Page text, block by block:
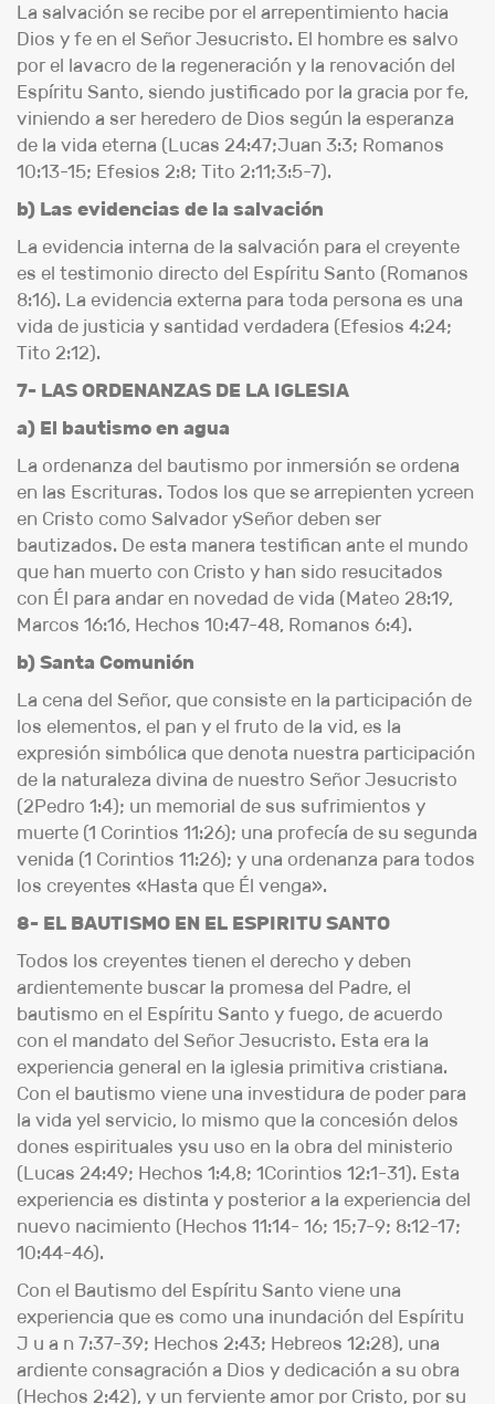
La salvación se recibe por el arrepentimiento hacia
Dios y fe en el Señor Jesucristo. El hombre es salvo
por el lavacro de la regeneración y la renovación del
Espíritu Santo, siendo justificado por la gracia por fe,
viniendo a ser heredero de Dios según la esperanza
de la vida eterna (Lucas 24:47;Juan 3:3; Romanos
10:13-15; Efesios 2:8; Tito 2:11;3:5-7).
b) Las evidencias de la salvación
La evidencia interna de la salvación para el creyente
es el testimonio directo del Espíritu Santo (Romanos
8:16). La evidencia externa para toda persona es una
vida de justicia y santidad verdadera (Efesios 4:24;
Tito 2:12).
7- LAS ORDENANZAS DE LA IGLESIA
a) El bautismo en agua
La ordenanza del bautismo por inmersión se ordena
en las Escrituras. Todos los que se arrepienten ycreen
en Cristo como Salvador ySeñor deben ser
bautizados. De esta manera testifican ante el mundo
que han muerto con Cristo y han sido resucitados
con Él para andar en novedad de vida (Mateo 28:19,
Marcos 16:16, Hechos 10:47-48, Romanos 6:4).
b) Santa Comunión
La cena del Señor, que consiste en la participación de
los elementos, el pan y el fruto de la vid, es la
expresión simbólica que denota nuestra participación
de la naturaleza divina de nuestro Señor Jesucristo
(2Pedro 1:4); un memorial de sus sufrimientos y
muerte (1 Corintios 11:26); una profecía de su segunda
venida (1 Corintios 11:26); y una ordenanza para todos
los creyentes «Hasta que Él venga».
8- EL BAUTISMO EN EL ESPIRITU SANTO
Todos los creyentes tienen el derecho y deben
ardientemente buscar la promesa del Padre, el
bautismo en el Espíritu Santo y fuego, de acuerdo
con el mandato del Señor Jesucristo. Esta era la
experiencia general en la iglesia primitiva cristiana.
Con el bautismo viene una investidura de poder para
la vida yel servicio, lo mismo que la concesión delos
dones espirituales ysu uso en la obra del ministerio
(Lucas 24:49; Hechos 1:4,8; 1Corintios 12:1-31). Esta
experiencia es distinta y posterior a la experiencia del
nuevo nacimiento (Hechos 11:14- 16; 15;7-9; 8:12-17;
10:44-46).
Con el Bautismo del Espíritu Santo viene una
experiencia que es como una inundación del Espíritu
J u a n 7:37-39; Hechos 2:43; Hebreos 12:28), una
ardiente consagración a Dios y dedicación a su obra
(Hechos 2:42), y un ferviente amor por Cristo, por su